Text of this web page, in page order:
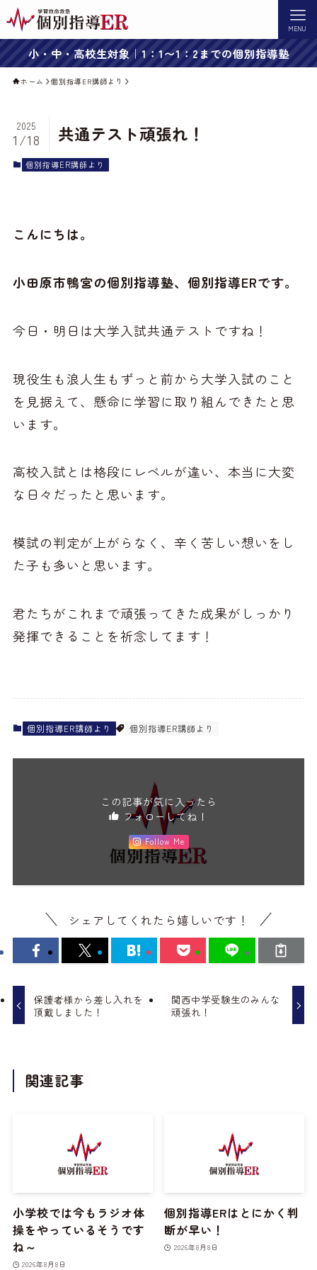
MENU
小・中・高校生対象｜1：1〜1：2までの個別指導塾
ホーム 個別指導ER講師より
共通テスト頑張れ！
2025
1/18
個別指導ER講師より
こんにちは。
小田原市鴨宮の個別指導塾、個別指導ERです。
今日・明日は大学入試共通テストですね！
現役生も浪人生もずっと前から大学入試のこと
を見据えて、懸命に学習に取り組んできたと思
います。
高校入試とは格段にレベルが違い、本当に大変
な日々だったと思います。
模試の判定が上がらなく、辛く苦しい想いをし
た子も多いと思います。
君たちがこれまで頑張ってきた成果がしっかり
発揮できることを祈念してます！
個別指導ER講師より 個別指導ER講師より
この記事が気に入ったら
フォローしてね！
Follow Me
シェアしてくれたら嬉しいです！
保護者様から差し入れを
頂戴しました！
関西中学受験生のみんな
頑張れ！
関連記事
小学校では今もラジオ体
操をやっているそうです
ね～
2026年8月8日
個別指導ERはとにかく判
断が早い！
2026年8月8日